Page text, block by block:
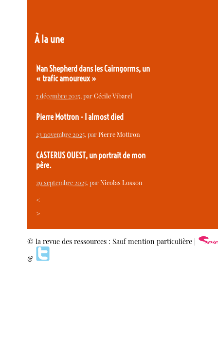
À la une
Nan Shepherd dans les Cairngorms, un
« trafic amoureux »
7 décembre 2025, parCécile Vibarel
Pierre Mottron - I almost died
23 novembre 2025, parPierre Mottron
CASTERUS OUEST, un portrait de mon
père.
29 septembre 2025, parNicolas Losson
<
>
© la revue des ressources : Sauf mention particulière |
&